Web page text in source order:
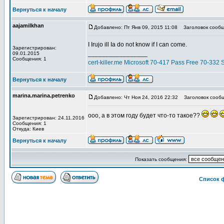
Вернуться к началу
aajamilkhan
Зарегистрирован:
09.01.2015
Сообщения: 1
Добавлено: Пт Янв 09, 2015 11:08 Заголовок
I Irujo ill Ia do not know if I can come.
cert-killer.me Microsoft 70-417 Pass Free 70-332
Вернуться к началу
marina.marina.petrenko
Зарегистрирован: 24.11.2016
Сообщения: 1
Откуда: Киев
Добавлено: Чт Ноя 24, 2016 22:32 Заголовок
ооо, а в этом году будет что-то такое??
Вернуться к началу
Показать сообщения:
Список